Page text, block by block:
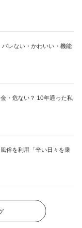
レない・かわいい・機能
・危ない？ 10年通った私
俗を利用「辛い日々を乗